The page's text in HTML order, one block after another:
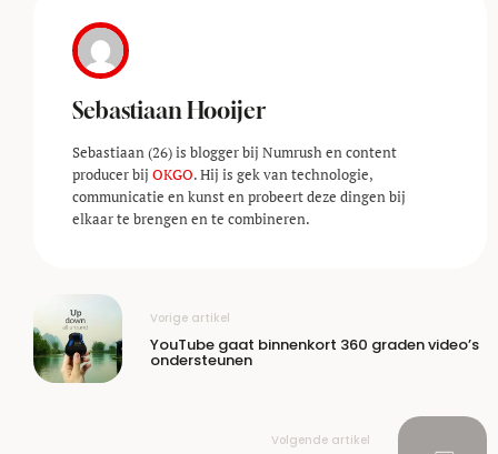
Sebastiaan Hooijer
Sebastiaan (26) is blogger bij Numrush en content
producer bij OKGO. Hij is gek van technologie,
communicatie en kunst en probeert deze dingen bij
elkaar te brengen en te combineren.
Vorige artikel
YouTube gaat binnenkort 360 graden video’s
ondersteunen
Volgende artikel